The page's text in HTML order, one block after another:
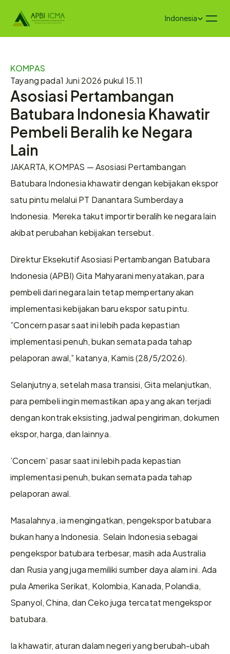
Select Language
Indonesia
KOMPAS
Tayang pada1 Juni 2026 pukul 15.11
Asosiasi Pertambangan
Batubara Indonesia Khawatir
Pembeli Beralih ke Negara
Lain
JAKARTA, KOMPAS — Asosiasi Pertambangan
Batubara Indonesia khawatir dengan kebijakan ekspor
satu pintu melalui PT Danantara Sumberdaya
Indonesia. Mereka takut importir beralih ke negara lain
akibat perubahan kebijakan tersebut.
Direktur Eksekutif Asosiasi Pertambangan Batubara
Indonesia (APBI) Gita Mahyarani menyatakan, para
pembeli dari negara lain tetap mempertanyakan
implementasi kebijakan baru ekspor satu pintu.
”Concern pasar saat ini lebih pada kepastian
implementasi penuh, bukan semata pada tahap
pelaporan awal,” katanya, Kamis (28/5/2026).
Selanjutnya, setelah masa transisi, Gita melanjutkan,
para pembeli ingin memastikan apa yang akan terjadi
dengan kontrak eksisting, jadwal pengiriman, dokumen
ekspor, harga, dan lainnya.
’Concern’ pasar saat ini lebih pada kepastian
implementasi penuh, bukan semata pada tahap
pelaporan awal.
Masalahnya, ia mengingatkan, pengekspor batubara
bukan hanya Indonesia. Selain Indonesia sebagai
pengekspor batubara terbesar, masih ada Australia
dan Rusia yang juga memiliki sumber daya alam ini. Ada
pula Amerika Serikat, Kolombia, Kanada, Polandia,
Spanyol, China, dan Ceko juga tercatat mengekspor
batubara.
Ia khawatir, aturan dalam negeri yang berubah-ubah